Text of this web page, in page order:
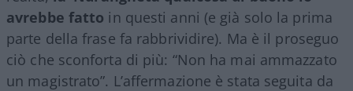
avrebbe fatto in questi anni (e già solo la prima
parte della frase fa rabbrividire). Ma è il proseguo
ciò che sconforta di più: “Non ha mai ammazzato
un magistrato”. L’affermazione è stata seguita da